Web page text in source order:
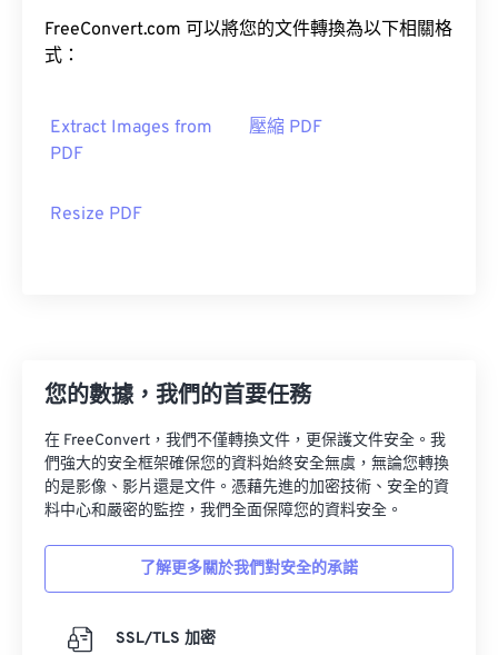
FreeConvert.com 可以將您的文件轉換為以下相關格
式：
Extract Images from
PDF
壓縮 PDF
Resize PDF
您的數據，我們的首要任務
在 FreeConvert，我們不僅轉換文件，更保護文件安全。我
們強大的安全框架確保您的資料始終安全無虞，無論您轉換
的是影像、影片還是文件。憑藉先進的加密技術、安全的資
料中心和嚴密的監控，我們全面保障您的資料安全。
了解更多關於我們對安全的承諾
SSL/TLS 加密